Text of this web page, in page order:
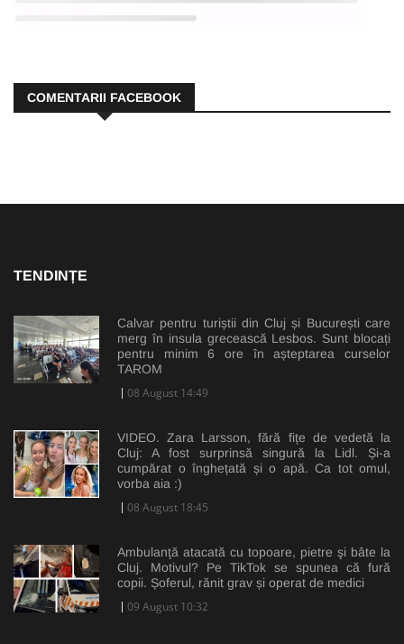
COMENTARII FACEBOOK
TENDINȚE
Calvar pentru turiștii din Cluj și București care
merg în insula grecească Lesbos. Sunt blocați
pentru minim 6 ore în așteptarea curselor
TAROM
08 August 14:49
VIDEO. Zara Larsson, fără fițe de vedetă la
Cluj: A fost surprinsă singură la Lidl. Și-a
cumpărat o înghețată și o apă. Ca tot omul,
vorba aia :)
08 August 18:45
Ambulanţă atacată cu topoare, pietre şi bâte la
Cluj. Motivul? Pe TikTok se spunea că fură
copii. Șoferul, rănit grav și operat de medici
09 August 10:32